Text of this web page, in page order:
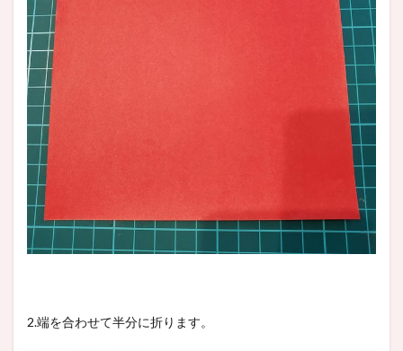
2.端を合わせて半分に折ります。